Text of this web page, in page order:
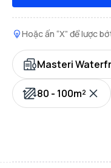
Hoặc ấn “X” để lược
Masteri
80 - 100m²